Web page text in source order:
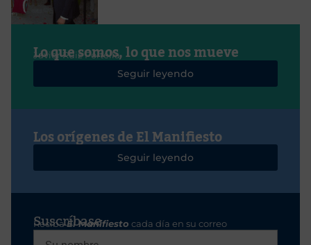
Lo que somos, lo que nos mueve
Javier Ruiz Portella
Seguir leyendo
Los orígenes de El Manifiesto
Seguir leyendo
Suscríbase
RecibaEl Manifiesto cada día en su correo